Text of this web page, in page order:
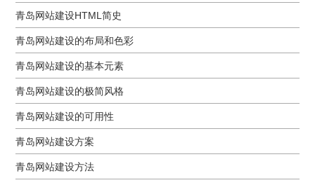
青岛网站建设HTML简史
青岛网站建设的布局和色彩
青岛网站建设的基本元素
青岛网站建设的极简风格
青岛网站建设的可用性
青岛网站建设方案
青岛网站建设方法